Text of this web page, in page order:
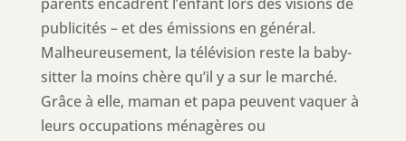
publicités – et des émissions en général.
Malheureusement, la télévision reste la baby-
sitter la moins chère qu’il y a sur le marché.
Grâce à elle, maman et papa peuvent vaquer à
leurs occupations ménagères ou